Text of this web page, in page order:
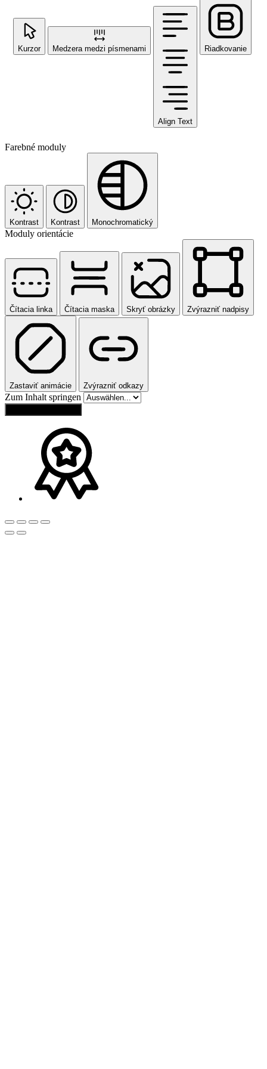
Kurzor Medzera medzi písmenami
Align Text
Riadkovanie
Farebné moduly
Kontrast Kontrast Monochromatický
Moduly orientácie
Čítacia linka Čítacia maska Skryť obrázky Zvýrazniť nadpisy
Zastaviť animácie Zvýrazniť odkazy
Zum Inhalt springen